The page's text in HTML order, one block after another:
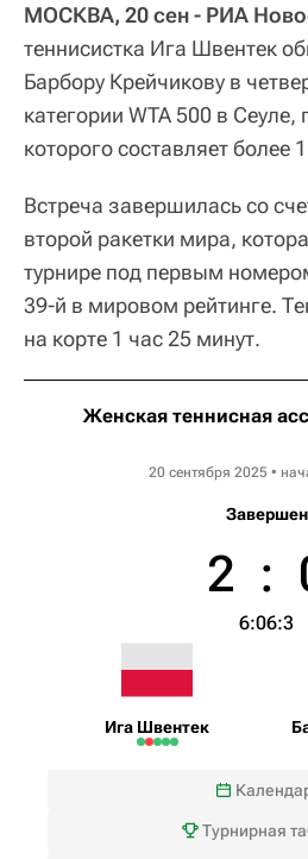
МОСКВА, 20 сен - РИА
теннисистка Ига Швентек
Барбору Крейчикову в
категории WTA 500 в
которого составляет более
Встреча завершилась со
второй ракетки мира,
турнире под первым
39-й в мировом рейтинге.
на корте 1 час 25 минут.
Женская теннисная
20 сентября 2025 •
Завершен
Ига Швентек
2 :
6:06:3
Турнирная